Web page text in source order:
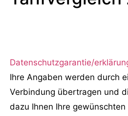
Datenschutzgarantie/
Ihre Angaben werden durch
Verbindung übertragen und
dazu Ihnen Ihre